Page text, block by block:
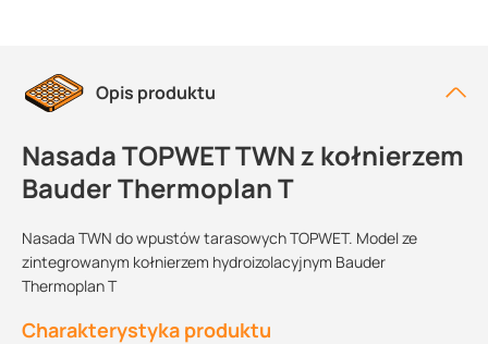
Opis produktu
Nasada TOPWET TWN z kołnierzem
Bauder Thermoplan T
Nasada TWN do wpustów tarasowych TOPWET. Model ze
zintegrowanym kołnierzem hydroizolacyjnym Bauder
Thermoplan T
Charakterystyka produktu